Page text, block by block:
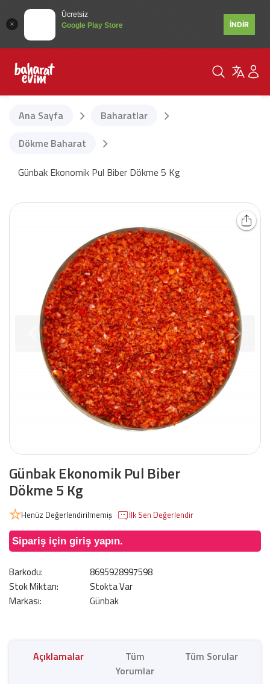
Ücretsiz
Google Play Store
İNDİR
Ana Sayfa
Baharatlar
Dökme Baharat
Günbak Ekonomik Pul Biber Dökme 5 Kg
Günbak Ekonomik Pul Biber
Dökme 5 Kg
Henüz Değerlendirilmemiş İlk Sen Değerlendir
Sipariş için giriş yapın.
Barkodu:
8695928997598
Stok Miktarı:
Stokta Var
Markası:
Günbak
Açıklamalar
Tüm
Yorumlar
Tüm Sorular